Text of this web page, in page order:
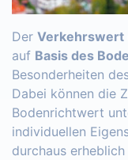
Der Verkehrswert
auf Basis des
Besonderheiten
Dabei können die
Bodenrichtwert
individuellen
durchaus